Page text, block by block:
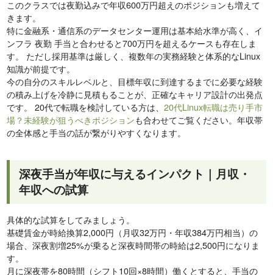
このクラスでは夜勤込みで年収600万円超えのポジションも増えて
きます。
特に金融系・通信系のデータセンター運用は基本給水準が高く、イ
ンフラ 夜勤 手当と合わせると700万円を超えるケースも存在しま
す。 ただし採用基準は厳しく、複数年の実務経験と体系的なLinux
知識が前提です。
今の自分のスキルレベルと、目標年収に到達するまでに必要な経験
の積み上げを冷静に見積もることが、正確なキャリア設計の出発点
です。 20代で転職を検討している方は、20代Linux転職は売り手市
場？未経験が狙うべきポジションも合わせてご覧ください。年収帯
の全体感と手当の話が繋がりやすくなります。
深夜手当が年収に与えるインパクト｜月収・
年収への試算
具体的な試算をしてみましょう。
基礎賃金が時給換算2,000円（月収32万円・年収384万円相当）の
場合、深夜割増25%が乗ると深夜時間帯の時給は2,500円になりま
す。
月に深夜帯を80時間（シフト10回×8時間）働くとすると、手当の